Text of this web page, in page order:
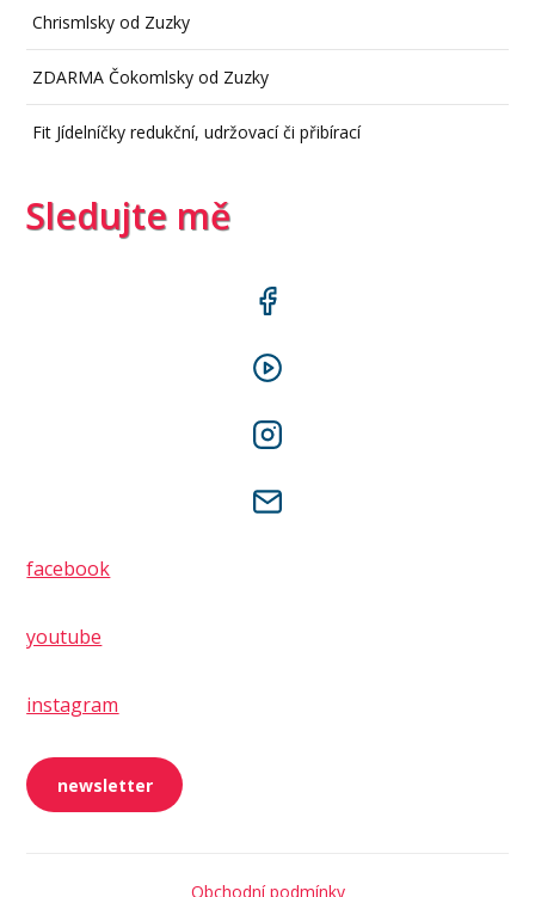
Chrismlsky od Zuzky
ZDARMA Čokomlsky od Zuzky
Fit Jídelníčky redukční, udržovací či přibírací
Sledujte mě
facebook
youtube
instagram
newsletter
Obchodní podmínky